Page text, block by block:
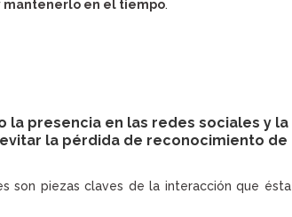
mantenerlo en el tiempo.
la presencia en las redes sociales y la
la pérdida de reconocimiento de
son piezas claves de la interacción que ésta